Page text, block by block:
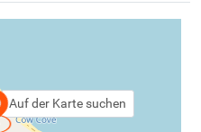
Auf der Karte suchen